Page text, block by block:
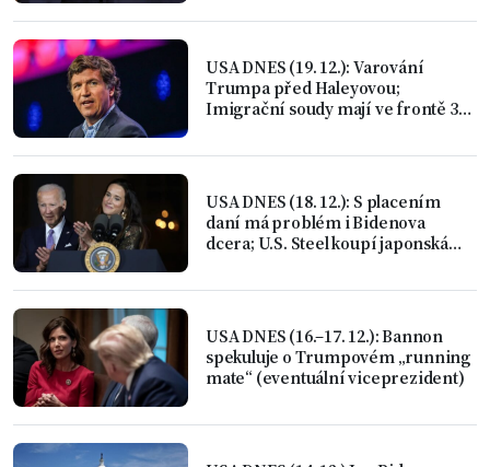
USA DNES (19. 12.): Varování
Trumpa před Haleyovou;
Imigrační soudy mají ve frontě 3
USA DNES (18. 12.): S placením
daní má problém i Bidenova
dcera; U.S. Steel koupí japonská
USA DNES (16.–17. 12.): Bannon
spekuluje o Trumpovém „running
mate“ (eventuální viceprezident)